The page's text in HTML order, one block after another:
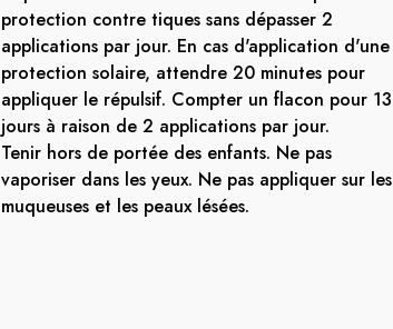
protection contre tiques sans dépasser 2
applications par jour. En cas d'application d'une
protection solaire, attendre 20 minutes pour
appliquer le répulsif. Compter un flacon pour 13
jours à raison de 2 applications par jour.
Tenir hors de portée des enfants. Ne pas
vaporiser dans les yeux. Ne pas appliquer sur les
muqueuses et les peaux lésées.